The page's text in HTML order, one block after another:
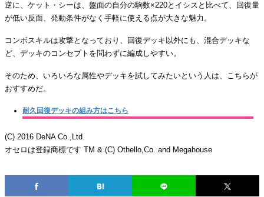
逆に、ケット・シーは、盤面の自分の駒数×220とイシスと比べて、回復量
が低い反面、発動条件がなく手軽に使える点が大きな魅力。
コンボスキルは攻撃となっており、回復デッキ以外にも、混合デッキな
ど、デッキのコンセプトを問わずに編成しやすい。
そのため、いろいろな属性やデッキを試してみたいという人は、こちらが
おすすめだ。
耐久回復デッキの組み方はこちら
(C) 2016 DeNA Co.,Ltd.
オセロは登録商標です TM & (C) Othello,Co. and Megahouse